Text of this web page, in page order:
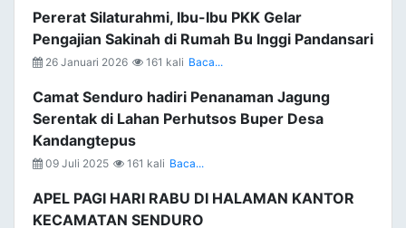
Pererat Silaturahmi, Ibu-Ibu PKK Gelar
Pengajian Sakinah di Rumah Bu Inggi Pandansari
26 Januari 2026 161 kali Baca...
Camat Senduro hadiri Penanaman Jagung
Serentak di Lahan Perhutsos Buper Desa
Kandangtepus
09 Juli 2025 161 kali Baca...
APEL PAGI HARI RABU DI HALAMAN KANTOR
KECAMATAN SENDURO